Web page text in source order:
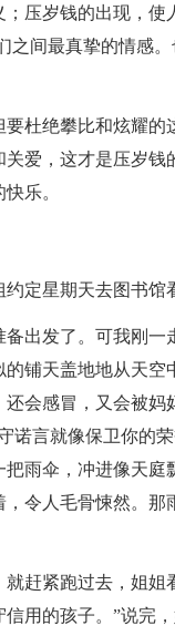
压岁钱的出现，使
之间最真挚的情感
杜绝攀比和炫耀
爱，这才是压岁
乐。
定星期天去图书馆
出发了。可我刚一
铺天盖地地从天空
会感冒，又会被妈
诺言就像保卫你的
雨伞，冲进像天
令人毛骨悚然。
赶紧跑过去，姐姐
用的孩子。”说完